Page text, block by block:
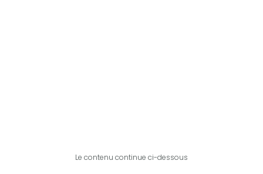
Le contenu continue ci-dessous